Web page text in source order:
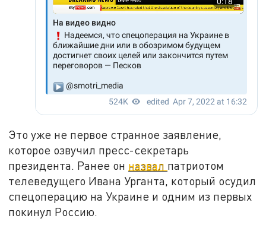
Это уже не первое странное заявление,
которое озвучил пресс-секретарь
президента. Ранее он назвал патриотом
телеведущего Ивана Урганта, который осудил
спецоперацию на Украине и одним из первых
покинул Россию.